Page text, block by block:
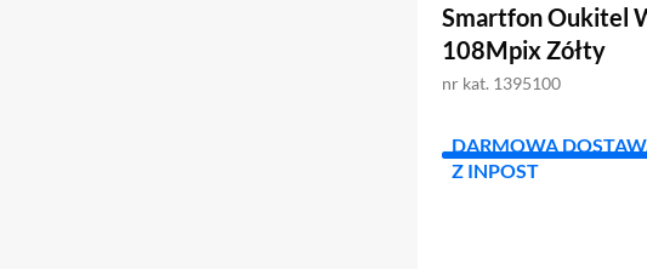
Smartfon Oukitel
108Mpix Zółty
nr kat. 1395100
DARMOWA
Z INPOST